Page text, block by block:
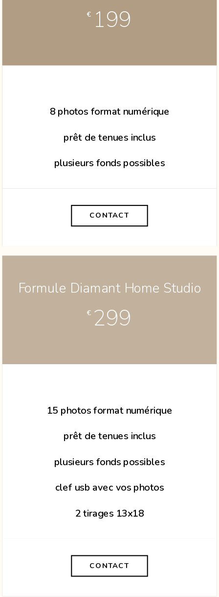
€ 199
8 photos format numérique
prêt de tenues inclus
plusieurs fonds possibles
CONTACT
Formule Diamant Home Studio
€ 299
15 photos format numérique
prêt de tenues inclus
plusieurs fonds possibles
clef usb avec vos photos
2 tirages 13x18
CONTACT